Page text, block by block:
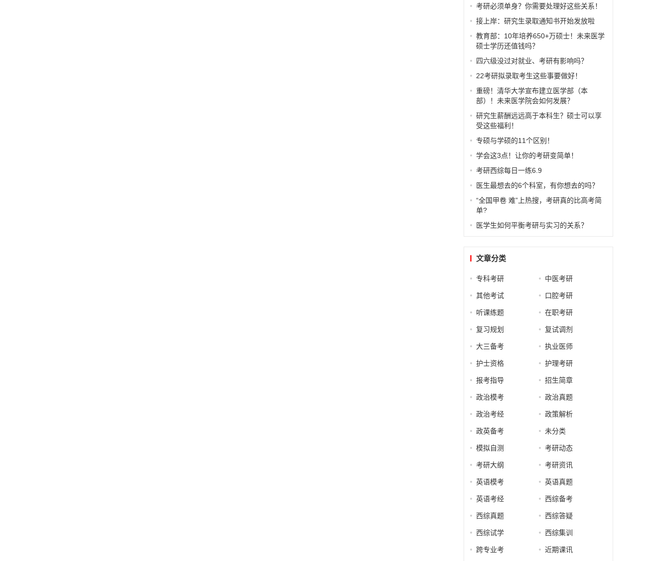
考研必须单身？你需要处理好这些关系！
接上岸：研究生录取通知书开始发放啦
教育部：10年培养650+万硕士！未来医学
硕士学历还值钱吗？
四六级没过对就业、考研有影响吗？
22考研拟录取考生这些事要做好！
重磅！清华大学宣布建立医学部（本
部）！未来医学院会如何发展？
研究生薪酬远远高于本科生？硕士可以享
受这些福利！
专硕与学硕的11个区别！
学会这3点！让你的考研变简单！
考研西综每日一练6.9
医生最想去的6个科室，有你想去的吗？
“全国甲卷 难”上热搜，考研真的比高考简
单?
医学生如何平衡考研与实习的关系？
文章分类
专科考研 中医考研
其他考试 口腔考研
听课练题 在职考研
复习规划 复试调剂
大三备考 执业医师
护士资格 护理考研
报考指导 招生简章
政治模考 政治真题
政治考经 政策解析
政英备考 未分类
模拟自测 考研动态
考研大纲 考研资讯
英语模考 英语真题
英语考经 西综备考
西综真题 西综答疑
西综试学 西综集训
跨专业考 近期课讯